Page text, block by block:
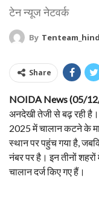
टेन न्यूज नेटवर्क
By
Share
NOIDA News (05/
अनदेखी तेजी से बढ़ रही
2025 में चालान कटने के
स्थान पर पहुंच गया है,
नंबर पर है। इन तीनों
चालान दर्ज किए गए हैं।